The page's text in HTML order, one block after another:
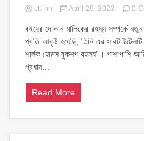
cblhn April 29, 2023 0
বইয়ের দোকান মালিকের রহস্য সম্পর্কে
প্রতি আকৃষ্ট হয়েছি, তিনি এর
শার্লক হোমস বুকশপ রহস্য”। পাশাপাশি
প্রধান...
Read More